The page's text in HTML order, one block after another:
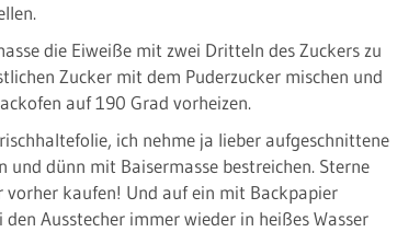
die Eiweiße mit zwei Dritteln des Zuckers zu
Zucker mit dem Puderzucker mischen und
auf 190 Grad vorheizen.
ich nehme ja lieber aufgeschnittene
und dünn mit Baisermasse bestreichen. Sterne
vorher kaufen! Und auf ein mit Backpapier
Ausstecher immer wieder in heißes Wasser